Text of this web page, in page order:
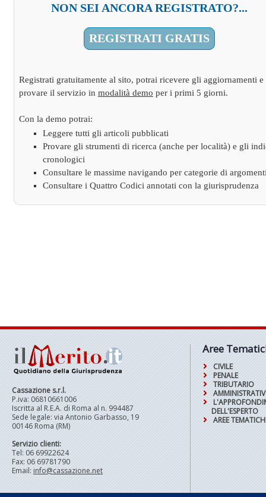
NON SEI ANCORA REGISTRATO?...
REGISTRATI GRATIS
Registrati gratuitamente al sito, potrai ricevere gli aggiornamenti e
provare il servizio in modalità demo per i primi 5 giorni.
Con la demo potrai:
Leggere tutti gli articoli pubblicati
Provare gli strumenti di ricerca (anche per località) e gli
cronologici
Consultare le massime navigando per categorie di
Consultare i Quattro Codici annotati con la giurisprudenza
Cassazione s.r.l.
P.iva: 06810661006
Iscritta al R.E.A. di Roma al n. 994487
Sede legale: via Antonio Garbasso, 19
00146 Roma (RM)
Servizio clienti:
Tel: 06 69922624
Fax: 06 69781790
Email: info@cassazione.net
Aree
CIVILE
PENALE
TRIBUTARIO
DELL'ESPERTO
AREE